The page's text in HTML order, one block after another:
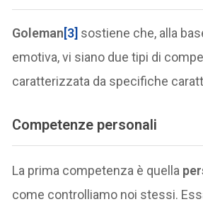
Goleman[3] sostiene che, alla
emotiva, vi siano due tipi di
caratterizzata da specifiche
Competenze personali
La prima competenza è quella
come controlliamo noi stessi.